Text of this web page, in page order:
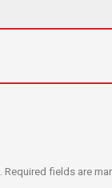
Required fields are